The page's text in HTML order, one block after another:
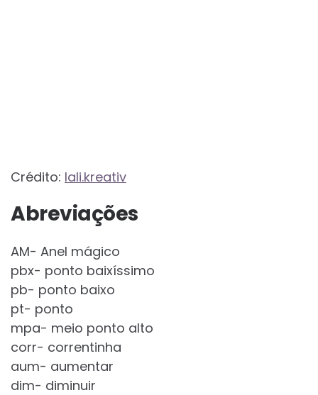
Crédito: lali.kreativ
Abreviações
AM- Anel mágico
pbx- ponto baixíssimo
pb- ponto baixo
pt- ponto
mpa- meio ponto alto
corr- correntinha
aum- aumentar
dim- diminuir